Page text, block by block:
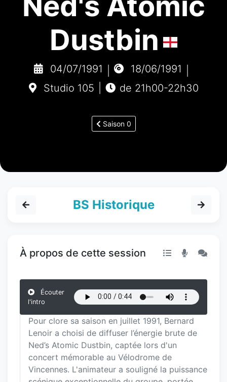
Dustbin
04/07/1991 18/06/1991
Studio 105
de 21h00-22h30
Saison 0
BS Historique
À propos de cette session
Écouter
l'intro
Pour clore sa saison en juillet 1991, Bernard
Lenoir a choisi de diffuser l’énergie brute de
Ned’s Atomic Dustbin, captée lors d'un
concert mémorable au Vélodrome de
Vincennes. L'animateur a souligné la puissance